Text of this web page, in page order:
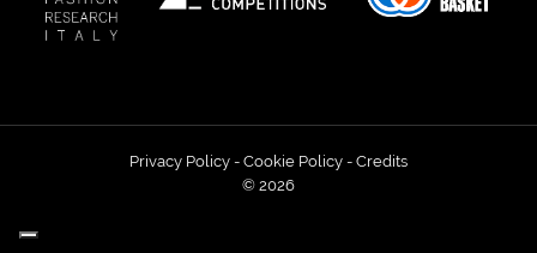
Privacy Policy - Cookie Policy - Credits
© 2026